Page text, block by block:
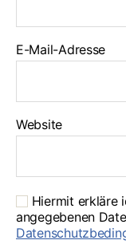
E-Mail-Adresse
Website
Hiermit erkläre
angegebenen